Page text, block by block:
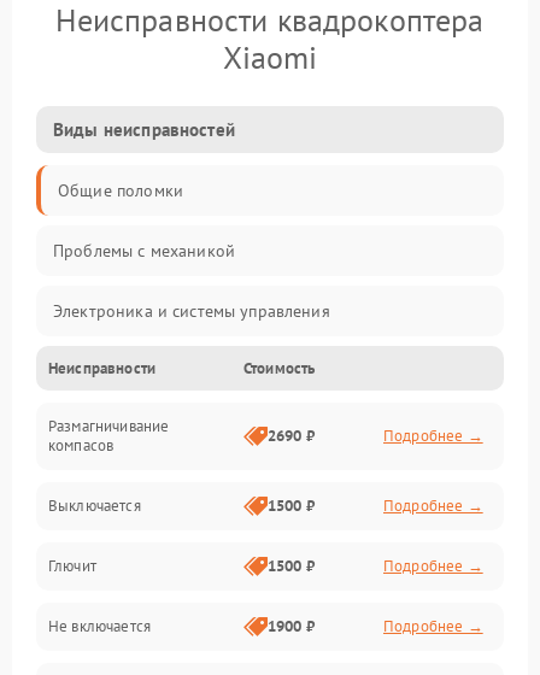
Неисправности квадрокоптера
Xiaomi
Виды неисправностей
Общие поломки
Проблемы с механикой
Электроника и системы управления
Проблемы с сигналом
Двигатели и силовая установка
Механические повреждения
Неисправности Стоимость
Размагничивание
компасов
2690 ₽ Подробнее →
Выключается 1500 ₽ Подробнее →
Глючит 1500 ₽ Подробнее →
Не включается 1900 ₽ Подробнее →